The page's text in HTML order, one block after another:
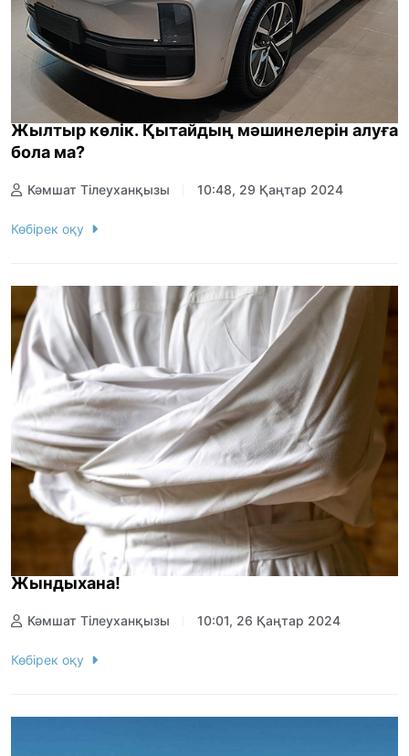
Жылтыр көлік. Қытайдың мәшинелерін алуға
бола ма?
Кәмшат Тілеуханқызы 10:48, 29 Қаңтар 2024
Көбірек оқу
Жындыхана!
Кәмшат Тілеуханқызы 10:01, 26 Қаңтар 2024
Көбірек оқу